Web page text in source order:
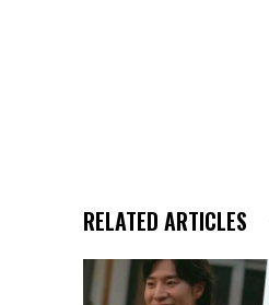
RELATED ARTICLES